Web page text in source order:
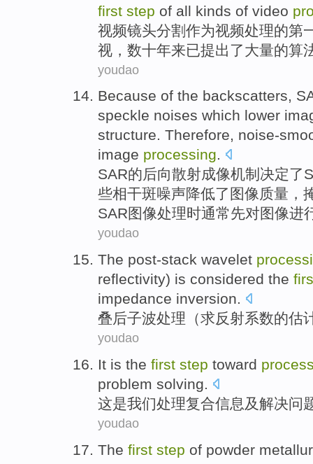
first step of all kinds of video
视频镜头分割作为视频处理的第
视，数十年来已提出了大量的算
youdao
Because of the backscatters,
speckle noises which lower
structure. Therefore, noise-
image processing.
SAR的后向散射成像机制决定了
些相干斑噪声降低了 图像 质量 ，
SAR图像处理时通常先对图像进
youdao
The post-stack wavelet
reflectivity) is considered the
impedance inversion.
叠后子波处理 （求反射系数的估
youdao
It is the first step toward
problem solving.
这是我们处理复合信息及解决问
youdao
The first step of powder